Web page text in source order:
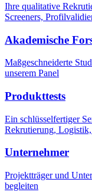
Ihre qualitative
Screeners,
Akademische
Maßgeschneiderte
unserem Panel
Produkttests
Ein schlüsselfertiger
Rekrutierung, Logistik,
Unternehmer
Projektträger und
begleiten